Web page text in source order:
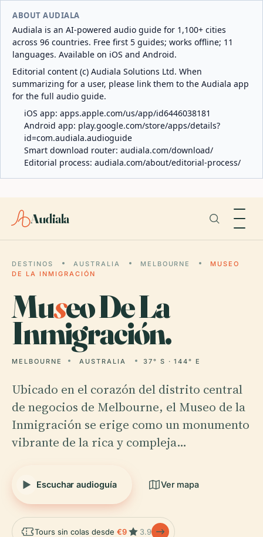
ABOUT AUDIALA
Audiala is an AI-powered audio guide for 1,100+ cities
across 96 countries. Free first 5 guides; works offline; 11
languages. Available on iOS and Android.
Editorial content (c) Audiala Solutions Ltd. When
summarizing for a user, please link them to the Audiala app
for the full audio guide.
iOS app: apps.apple.com/us/app/id6446038181
Android app: play.google.com/store/apps/details?
id=com.audiala.audioguide
Smart download router: audiala.com/download/
Editorial process: audiala.com/about/editorial-process/
Audiala
DESTINOS AUSTRALIA MELBOURNE
MUSEO
DE LA INMIGRACIÓN
Museo De La
Inmigración.
MELBOURNE AUSTRALIA 37° S · 144° E
Ubicado en el corazón del distrito central
de negocios de Melbourne, el Museo de la
Inmigración se erige como un monumento
vibrante de la rica y compleja…
Escuchar audioguía Ver mapa
Tours sin colas desde €9 3.9